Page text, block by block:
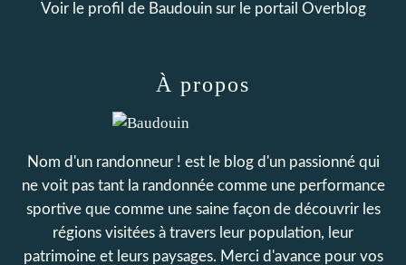
Voir le profil de Baudouinsur le portail Overblog
À propos
Nom d'un randonneur ! est le blog d'un passionné qui
ne voit pas tant la randonnée comme une performance
sportive que comme une saine façon de découvrir les
régions visitées à travers leur population, leur
patrimoine et leurs paysages. Merci d'avance pour vos